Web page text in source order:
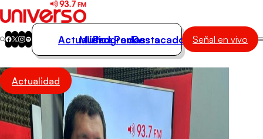
Actualidad
Música
Programas
Podcasts
Destacados
Actualidad
Música
Programas
Podcasts
Destacados Señal en vivo
Actualidad